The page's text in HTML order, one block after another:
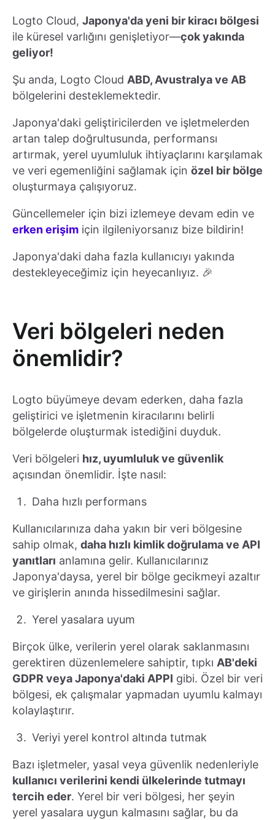
Logto Cloud, Japonya'da yeni bir kiracı bölgesi
ile küresel varlığını genişletiyor—çok yakında
geliyor!
Şu anda, Logto Cloud ABD, Avustralya ve AB
bölgelerini desteklemektedir.
Japonya'daki geliştiricilerden ve işletmelerden
artan talep doğrultusunda, performansı
artırmak, yerel uyumluluk ihtiyaçlarını karşılamak
ve veri egemenliğini sağlamak için özel bir bölge
oluşturmaya çalışıyoruz.
Güncellemeler için bizi izlemeye devam edin ve
erken erişim için ilgileniyorsanız bize bildirin!
Japonya'daki daha fazla kullanıcıyı yakında
destekleyeceğimiz için heyecanlıyız. 🎉
Veri bölgeleri neden
önemlidir?
Logto büyümeye devam ederken, daha fazla
geliştirici ve işletmenin kiracılarını belirli
bölgelerde oluşturmak istediğini duyduk.
Veri bölgeleri hız, uyumluluk ve güvenlik
açısından önemlidir. İşte nasıl:
Daha hızlı performans
Kullanıcılarınıza daha yakın bir veri bölgesine
sahip olmak, daha hızlı kimlik doğrulama ve API
yanıtları anlamına gelir. Kullanıcılarınız
Japonya'daysa, yerel bir bölge gecikmeyi azaltır
ve girişlerin anında hissedilmesini sağlar.
Yerel yasalara uyum
Birçok ülke, verilerin yerel olarak saklanmasını
gerektiren düzenlemelere sahiptir, tıpkı AB'deki
GDPR veya Japonya'daki APPI gibi. Özel bir veri
bölgesi, ek çalışmalar yapmadan uyumlu kalmayı
kolaylaştırır.
Veriyi yerel kontrol altında tutmak
Bazı işletmeler, yasal veya güvenlik nedenleriyle
kullanıcı verilerini kendi ülkelerinde tutmayı
tercih eder. Yerel bir veri bölgesi, her şeyin
yerel yasalara uygun kalmasını sağlar, bu da